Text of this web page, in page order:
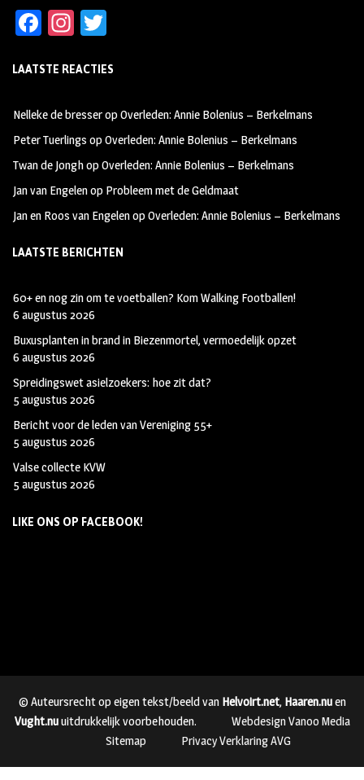
Fa
b
oo
k
In
ag
m
tt
LAATSTE REACTIES
Nelleke de bresseropOverleden: Annie Bolenius – Berkelmans
Peter Tuerlings opOverleden: Annie Bolenius – Berkelmans
Twan de JonghopOverleden: Annie Bolenius – Berkelmans
Jan van Engelenop Probleem met de Geldmaat
Jan en Roos van EngelenopOverleden: Annie Bolenius – Berkelmans
LAATSTE BERICHTEN
60+ en nog zin om te voetballen? Kom Walking Footballen!
6 augustus 2026
Buxusplanten in brand in Biezenmortel, vermoedelijk opzet
6 augustus 2026
Spreidingswet asielzoekers: hoe zit dat?
5 augustus 2026
Bericht voor de leden van Vereniging 55+
5 augustus 2026
Valse collecte KVW
5 augustus 2026
LIKE ONS OP FACEBOOK!
© Auteursrecht op eigen tekst/beeld van Helvoirt.net, Haaren.nuen
Vught.nuuitdrukkelijk voorbehouden.
Webdesign Vanoo Media
Sitemap
Privacy Verklaring AVG